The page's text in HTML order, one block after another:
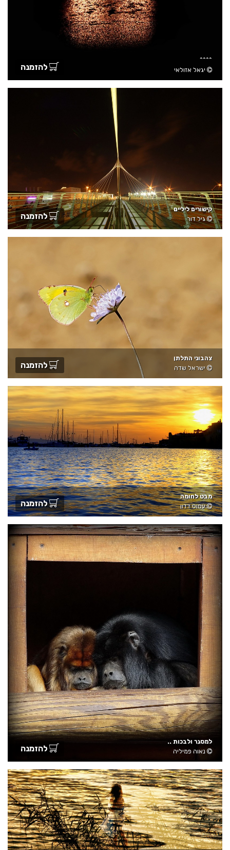
^^^^
יגאל אזולאי
להזמנה
קישורים ליליים
גיל דור
להזמנה
צהבוני התלתן
ישראל שדה
להזמנה
מבט לחומה
עמוס דדון
להזמנה
למסגר ולבכות ..
נאוה פמיליה
להזמנה